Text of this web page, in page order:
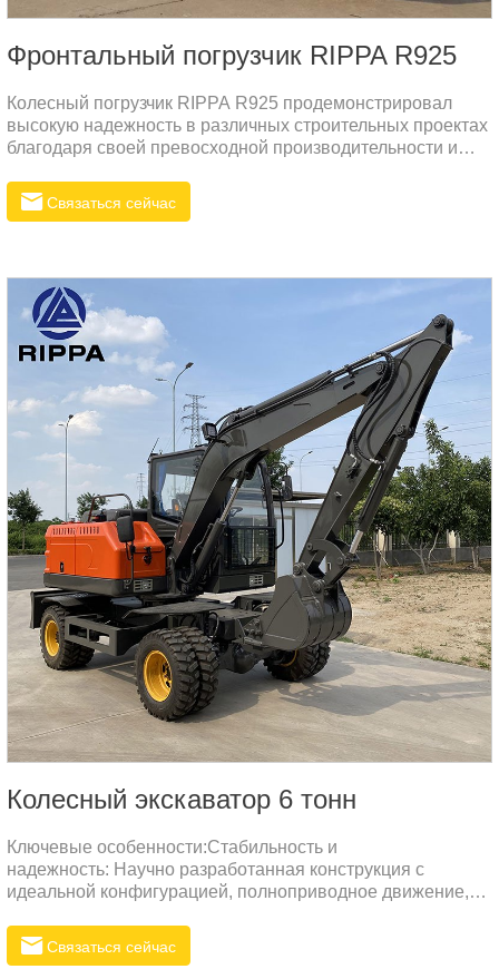
Фронтальный погрузчик RIPPA R925
Колесный погрузчик RIPPA R925 продемонстрировал
высокую надежность в различных строительных проектах
благодаря своей превосходной производительности и
оснащено двигателем YUCHAI, соответствующим
стандартам Евро V, обеспечивающим высокую мощность
Связаться сейчас
Колесный экскаватор 6 тонн
Ключевые особенности:Стабильность и
надежность: Научно разработанная конструкция с
идеальной конфигурацией, полноприводное движение,
Технические ХарактеристикиПараметры
машиныЗначениеОбщий вес6000 кгДлина при
Связаться сейчас